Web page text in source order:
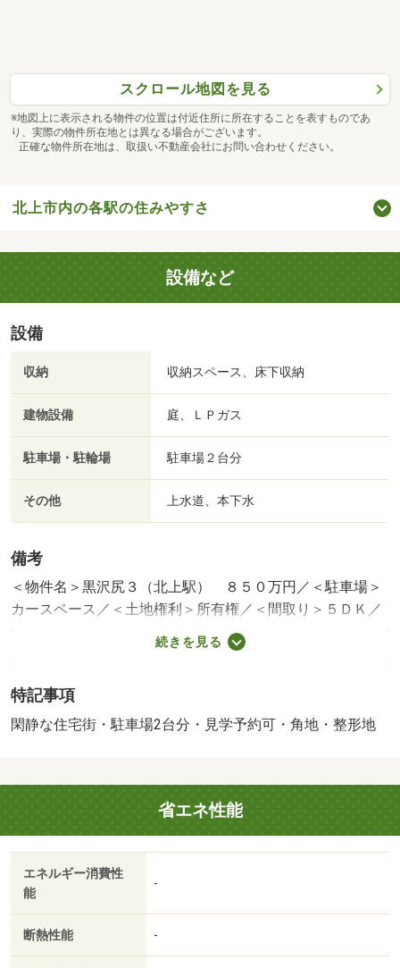
スクロール地図を見る
※地図上に表示される物件の位置は付近住所に所在することを表すものであ
り、実際の物件所在地とは異なる場合がございます。
正確な物件所在地は、取扱い不動産会社にお問い合わせください。
北上市内の各駅の住みやすさ
設備など
設備
収納 収納スペース、床下収納
建物設備 庭、ＬＰガス
駐車場・駐輪場 駐車場２台分
その他 上水道、本下水
備考
＜物件名＞黒沢尻３（北上駅） ８５０万円／＜駐車場＞
カースペース／＜土地権利＞所有権／＜間取り＞５ＤＫ／
＜特徴＞利便施設が徒歩圏内と落ち着いた住環境の両立が
可能な物件！、駐車２台可・閑静な住宅地・角地・整形
販売戸数：1戸
法令等制限：文化財保護法、景観法、文化財保護法 景観
続きを見る
特記事項
閑静な住宅街・駐車場2台分・見学予約可・角地・整形地
省エネ性能
エネルギー消費性
能
-
断熱性能 -